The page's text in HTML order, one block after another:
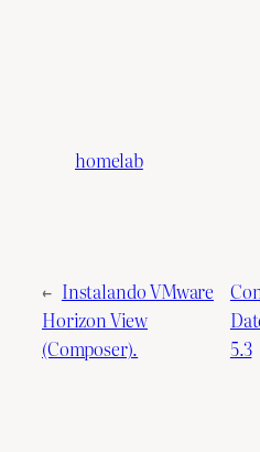
homelab
← Instalando VMware
Horizon View
(Composer).
5.3